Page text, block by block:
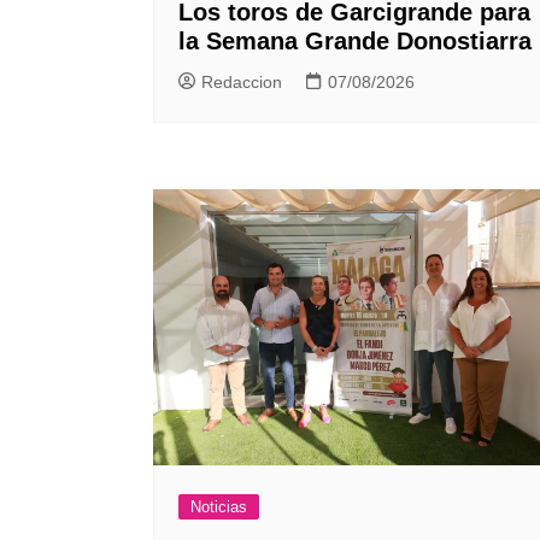
Los toros de Garcigrande para
la Semana Grande Donostiarra
Redaccion 07/08/2026
Noticias